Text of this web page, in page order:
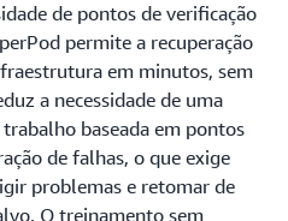
de pontos de verificação
permite a recuperação
em minutos, sem
a necessidade de uma
baseada em pontos
de falhas, o que exige
problemas e retomar de
O treinamento sem